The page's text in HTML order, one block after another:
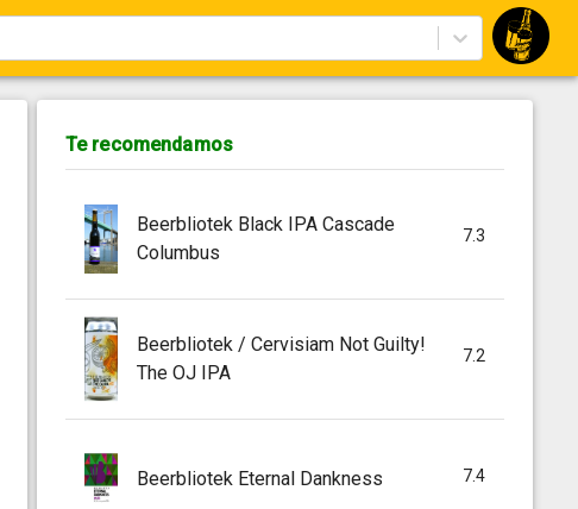
Te recomendamos
Beerbliotek Black IPA Cascade
Columbus
7.3
Beerbliotek / Cervisiam Not Guilty!
The OJ IPA
7.2
Beerbliotek Eternal Dankness 7.4